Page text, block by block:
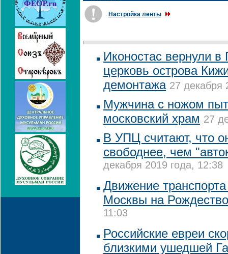
Настройка ленты
Иконостас вернули
церковь острова
демонтажа 27 декабря
Мужчина с ножом
московский храм 27
В УПЦ считают, что
свободнее, чем
декабря 2019 года, 12:38
Движение
Москвы на Рождество
11:03
Российские евреи
близкими ушедшей